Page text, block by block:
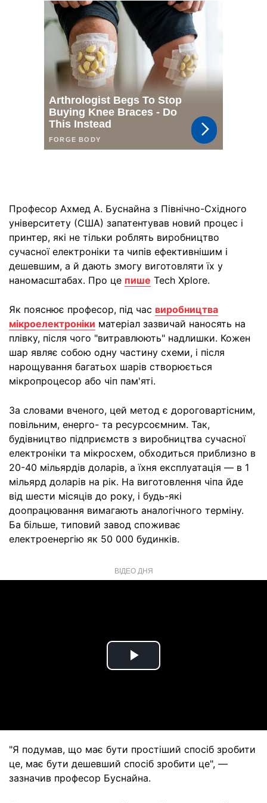
Професор Ахмед А. Буснайна з Північно-Східного
університету (США) запатентував новий процес і
принтер, які не тільки роблять виробництво
сучасної електроніки та чипів ефективнішим і
дешевшим, а й дають змогу виготовляти їх у
наномасштабах. Про це пише Tech Xplore.
Як пояснює професор, під час виробництва
мікроелектроніки матеріал зазвичай наносять на
плівку, після чого "витравлюють" надлишки. Кожен
шар являє собою одну частину схеми, і після
нарощування багатьох шарів створюється
мікропроцесор або чіп пам'яті.
За словами вченого, цей метод є дороговартісним,
повільним, енерго- та ресурсоємним. Так,
будівництво підприємств з виробництва сучасної
електроніки та мікросхем, обходиться приблизно в
20-40 мільярдів доларів, а їхня експлуатація — в 1
мільярд доларів на рік. На виготовлення чіпа йде
від шести місяців до року, і будь-які
доопрацювання вимагають аналогічного терміну.
Ба більше, типовий завод споживає
електроенергію як 50 000 будинків.
ВІДЕО ДНЯ
Play
"Я подумав, що має бути простіший спосіб зробити
це, має бути дешевший спосіб зробити це", —
зазначив професор Буснайна.